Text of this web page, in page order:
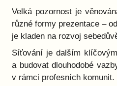
Velká pozornost je
různé formy prezentace –
je kladen na rozvoj
Síťování je dalším
a budovat dlouhodobé
v rámci profesních komunit.